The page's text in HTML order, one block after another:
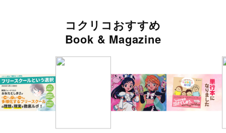
コクリコおすすめ
Book & Magazine